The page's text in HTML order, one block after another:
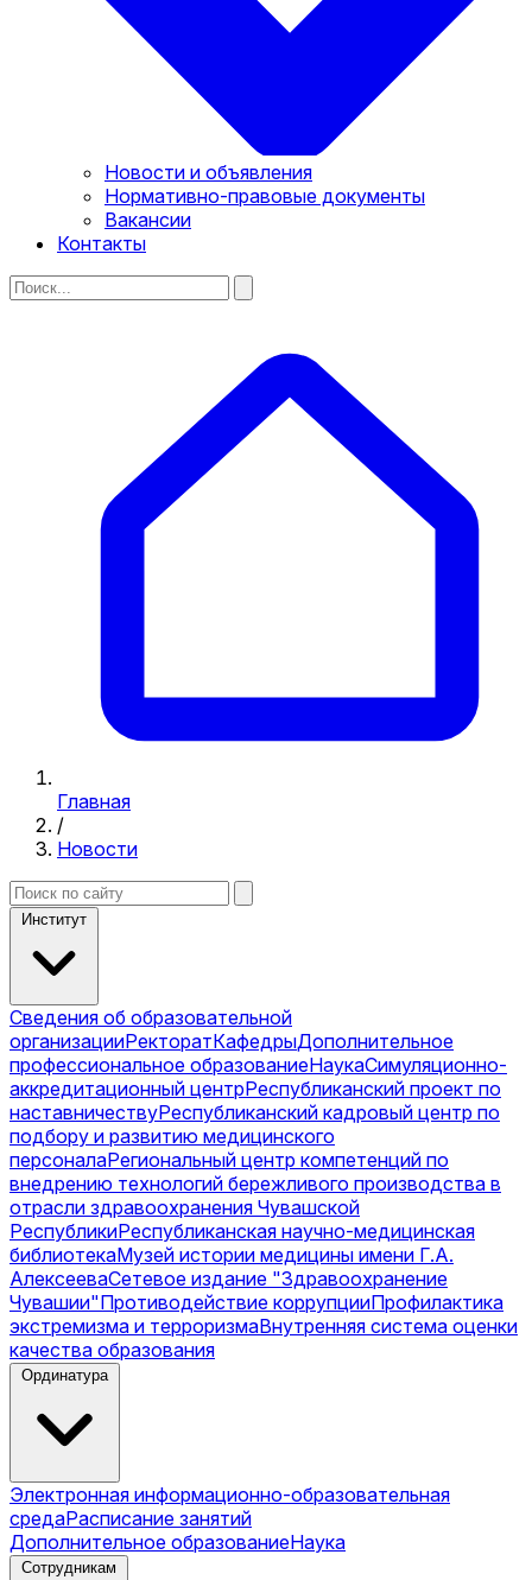
Новости и объявления
Нормативно-правовые документы
Вакансии
Контакты
Главная
/
Новости
Институт
Сведения об образовательной
организацииРекторатКафедрыДополнительное
профессиональное образованиеНаукаСимуляционно-
аккредитационный центрРеспубликанский проект по
наставничествуРеспубликанский кадровый центр по
подбору и развитию медицинского
персоналаРегиональный центр компетенций по
внедрению технологий бережливого производства в
отрасли здравоохранения Чувашской
РеспубликиРеспубликанская научно-медицинская
библиотекаМузей истории медицины имени Г.А.
АлексееваСетевое издание "Здравоохранение
Чувашии"Противодействие коррупцииПрофилактика
экстремизма и терроризмаВнутренняя система оценки
качества образования
Ординатура
Электронная информационно-образовательная
средаРасписание занятий
Дополнительное образованиеНаука
Сотрудникам